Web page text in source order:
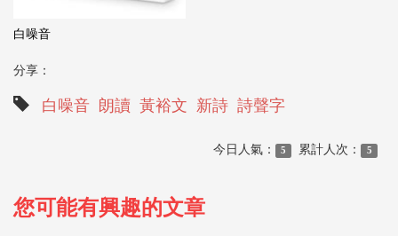
白噪音
分享：
白噪音 朗讀 黃裕文 新詩 詩聲字
今日人氣： 5 累計人次： 5
您可能有興趣的文章